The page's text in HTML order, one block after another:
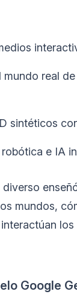
mundo real
sintéticos
e IA
mundos,
los
Google